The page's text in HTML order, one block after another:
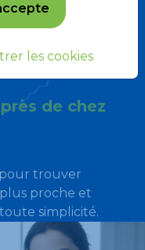
du réseau
de chez
trouver
proche et
simplicité.
les cookies